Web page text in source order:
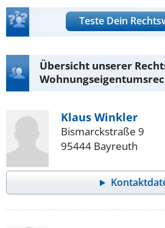
Teste Dein
Übersicht unserer
Klaus Winkler
Bismarckstraße 9
95444 Bayreuth